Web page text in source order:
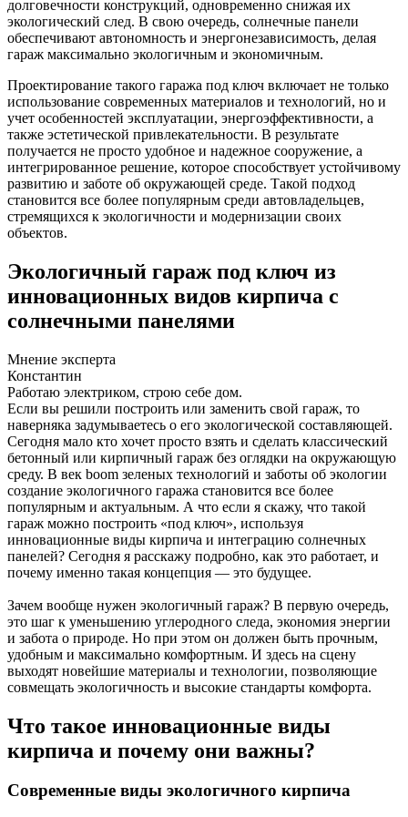
долговечности конструкций, одновременно снижая их
экологический след. В свою очередь, солнечные панели
обеспечивают автономность и энергонезависимость, делая
гараж максимально экологичным и экономичным.
Проектирование такого гаража под ключ включает не только
использование современных материалов и технологий, но и
учет особенностей эксплуатации, энергоэффективности, а
также эстетической привлекательности. В результате
получается не просто удобное и надежное сооружение, а
интегрированное решение, которое способствует устойчивому
развитию и заботе об окружающей среде. Такой подход
становится все более популярным среди автовладельцев,
стремящихся к экологичности и модернизации своих
объектов.
Экологичный гараж под ключ из
инновационных видов кирпича с
солнечными панелями
Мнение эксперта
Константин
Работаю электриком, строю себе дом.
Если вы решили построить или заменить свой гараж, то
наверняка задумываетесь о его экологической составляющей.
Сегодня мало кто хочет просто взять и сделать классический
бетонный или кирпичный гараж без оглядки на окружающую
среду. В век boom зеленых технологий и заботы об экологии
создание экологичного гаража становится все более
популярным и актуальным. А что если я скажу, что такой
гараж можно построить «под ключ», используя
инновационные виды кирпича и интеграцию солнечных
панелей? Сегодня я расскажу подробно, как это работает, и
почему именно такая концепция — это будущее.
Зачем вообще нужен экологичный гараж? В первую очередь,
это шаг к уменьшению углеродного следа, экономия энергии
и забота о природе. Но при этом он должен быть прочным,
удобным и максимально комфортным. И здесь на сцену
выходят новейшие материалы и технологии, позволяющие
совмещать экологичность и высокие стандарты комфорта.
Что такое инновационные виды
кирпича и почему они важны?
Современные виды экологичного кирпича